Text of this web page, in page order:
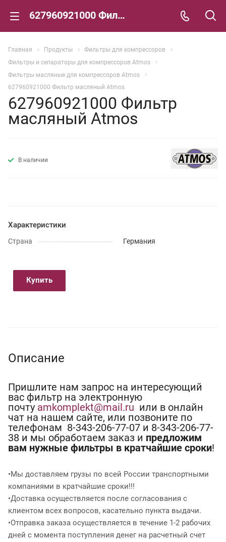
627960921000 Фильтр масляный Atmos
Главная Продукты
Фильтры для компрессоров
Фильтры и сепараторы для компрессоров Atmos
Фильтры масляные для компрессоров Atmos
627960921000 Фильтр масляный Atmos
627960921000 Фильтр
масляный Atmos
В наличии
Характеристики
Страна Германия
Купить
Описание
Пришлите нам запрос на интересующий
вас фильтр на электронную
почту amkomplekt@mail.ru или в онлайн
чат на нашем сайте, или позвоните по
телефонам 8-343-206-77-07 и 8-343-206-77-
38 и мы обработаем заказ и предложим
вам нужные фильтры в кратчайшие сроки!
•Мы доставляем грузы по всей России транспортными
компаниями в кратчайшие сроки!!!
•Доставка осуществляется после согласования с
клиентом всех вопросов, касательно пункта выдачи.
•Отправка заказа осуществляется в течение 1-2 рабочих
дней с момента поступления денег на расчетный счет